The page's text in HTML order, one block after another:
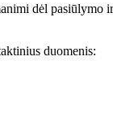
dėl pasiūlymo
duomenis: